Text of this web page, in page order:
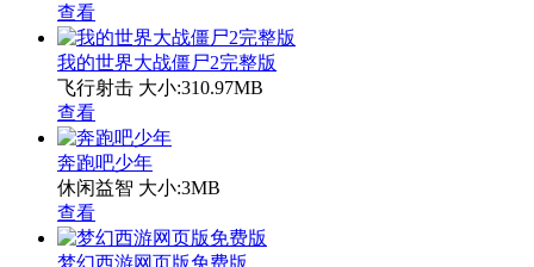
查看
我的世界大战僵尸2完整版
飞行射击 大小:310.97MB
查看
奔跑吧少年
休闲益智 大小:3MB
查看